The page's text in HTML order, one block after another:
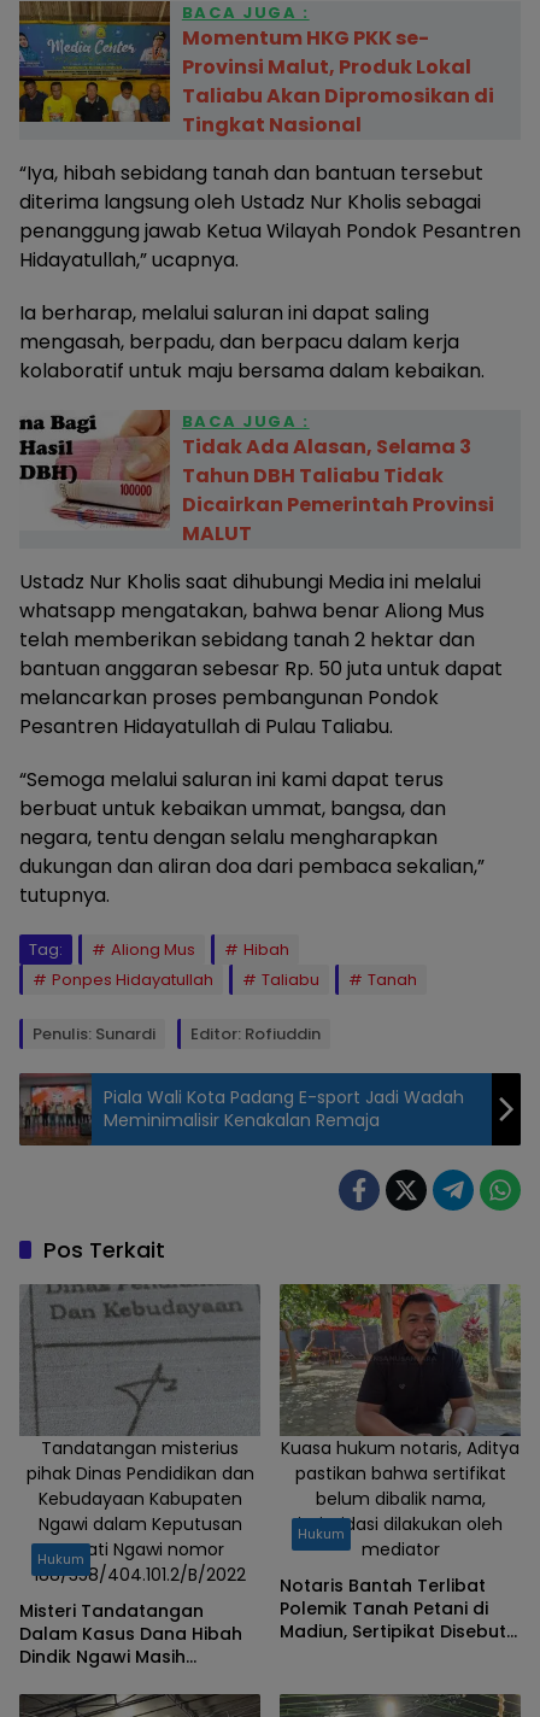
BACA JUGA :
Momentum HKG PKK se-
Provinsi Malut, Produk Lokal
Taliabu Akan Dipromosikan di
Tingkat Nasional
“Iya, hibah sebidang tanah dan bantuan tersebut
diterima langsung oleh Ustadz Nur Kholis sebagai
penanggung jawab Ketua Wilayah Pondok Pesantren
Hidayatullah,” ucapnya.
Ia berharap, melalui saluran ini dapat saling
mengasah, berpadu, dan berpacu dalam kerja
kolaboratif untuk maju bersama dalam kebaikan.
BACA JUGA :
Tidak Ada Alasan, Selama 3
Tahun DBH Taliabu Tidak
Dicairkan Pemerintah Provinsi
MALUT
Ustadz Nur Kholis saat dihubungi Media ini melalui
whatsapp mengatakan, bahwa benar Aliong Mus
telah memberikan sebidang tanah 2 hektar dan
bantuan anggaran sebesar Rp. 50 juta untuk dapat
melancarkan proses pembangunan Pondok
Pesantren Hidayatullah di Pulau Taliabu.
“Semoga melalui saluran ini kami dapat terus
berbuat untuk kebaikan ummat, bangsa, dan
negara, tentu dengan selalu mengharapkan
dukungan dan aliran doa dari pembaca sekalian,”
tutupnya.
Tag: Aliong Mus
Hibah
Ponpes Hidayatullah
Taliabu Tanah
Penulis: Sunardi Editor: Rofiuddin
Gubernur
Utara.
Piala Wali Kota Padang E-sport Jadi Wadah
Meminimalisir Kenakalan Remaja
Pos Terkait
Tandatangan misterius
pihak Dinas Pendidikan dan
Kebudayaan Kabupaten
Ngawi dalam Keputusan
Bupati Ngawi nomor
188/358/404.101.2/B/2022
Hukum
Misteri Tandatangan
Dalam Kasus Dana Hibah
Dindik Ngawi Masih
Kuasa hukum notaris, Aditya
pastikan bahwa sertifikat
belum dibalik nama,
intimidasi dilakukan oleh
mediator
Hukum
Notaris Bantah Terlibat
Polemik Tanah Petani di
Madiun, Sertipikat Disebut